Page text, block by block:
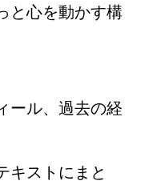
と心を動かす構
ール、過去の経
キストにまと